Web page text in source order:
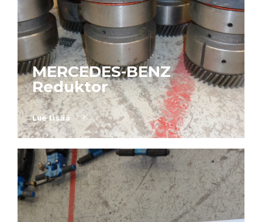
MERCEDES-BENZ
Reduktor
Lue lisää